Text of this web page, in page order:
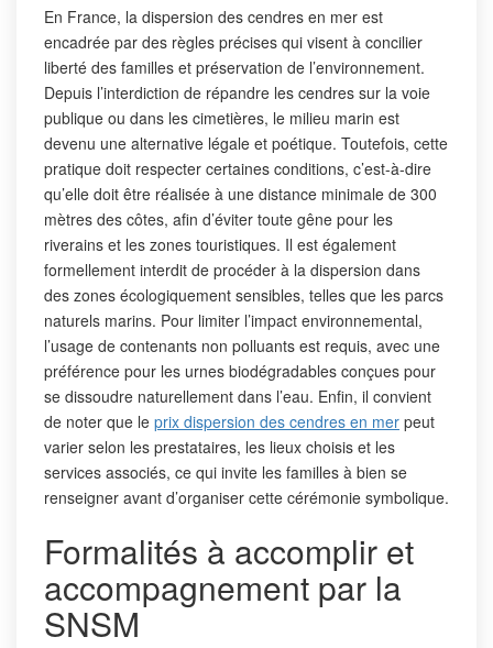
En France, la dispersion des cendres en mer est
encadrée par des règles précises qui visent à concilier
liberté des familles et préservation de l’environnement.
Depuis l’interdiction de répandre les cendres sur la voie
publique ou dans les cimetières, le milieu marin est
devenu une alternative légale et poétique. Toutefois, cette
pratique doit respecter certaines conditions, c’est-à-dire
qu’elle doit être réalisée à une distance minimale de 300
mètres des côtes, afin d’éviter toute gêne pour les
riverains et les zones touristiques. Il est également
formellement interdit de procéder à la dispersion dans
des zones écologiquement sensibles, telles que les parcs
naturels marins. Pour limiter l’impact environnemental,
l’usage de contenants non polluants est requis, avec une
préférence pour les urnes biodégradables conçues pour
se dissoudre naturellement dans l’eau. Enfin, il convient
de noter que le prix dispersion des cendres en mer peut
varier selon les prestataires, les lieux choisis et les
services associés, ce qui invite les familles à bien se
renseigner avant d’organiser cette cérémonie symbolique.
Formalités à accomplir et
accompagnement par la
SNSM